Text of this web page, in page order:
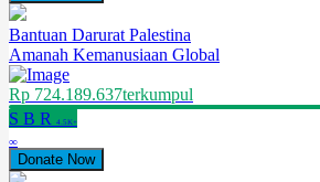
Bantuan Darurat Palestina
Amanah Kemanusiaan Global
Rp 724.189.637terkumpul
S B R 4.5K+
∞
Donate Now